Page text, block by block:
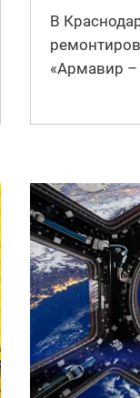
В
«Армавир –